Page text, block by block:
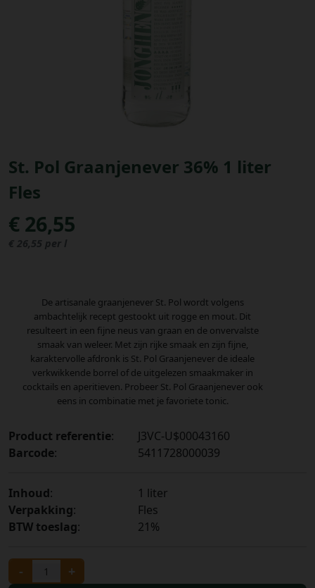
St. Pol Graanjenever 36% 1 liter
Fles
€ 26,55
€ 26,55 per l
De artisanale graanjenever St. Pol wordt volgens
ambachtelijk recept gestookt uit rogge en mout. Dit
resulteert in een fijne neus van graan en de onvervalste
smaak van weleer. Met zijn rijke smaak en zijn fijne,
karaktervolle afdronk is St. Pol Graanjenever de ideale
verkwikkende borrel of de uitgelezen smaakmaker in
cocktails en aperitieven. Probeer St. Pol Graanjenever ook
eens in combinatie met je favoriete tonic.
Product referentie:
J3VC-U$00043160
Barcode: 5411728000039
Inhoud:
1 liter
Verpakking:
Fles
BTW toeslag: 21%
- +